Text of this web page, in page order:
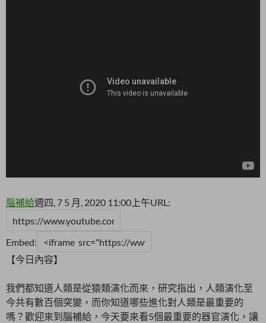
腦補給週四, 7 5 月, 2020 11:00上午URL:
Embed:
【今日內容】
我們都知道人類是從猿類演化而來，研究指出，人類演化至
今共有數百個突變，而你知道哪些進化對人類是最重要的
嗎？歡迎來到腦補給，今天要來看5個最重要的器官演化，讓